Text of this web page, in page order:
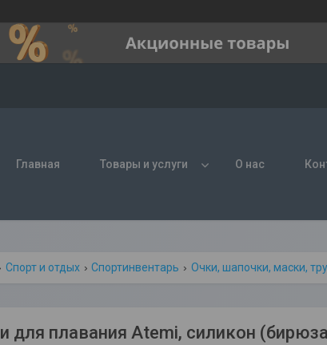
Главная Товары и услуги О нас
Спорт и отдых Спортинвентарь Очки, шапочки, маски,
для плавания Atemi, силикон